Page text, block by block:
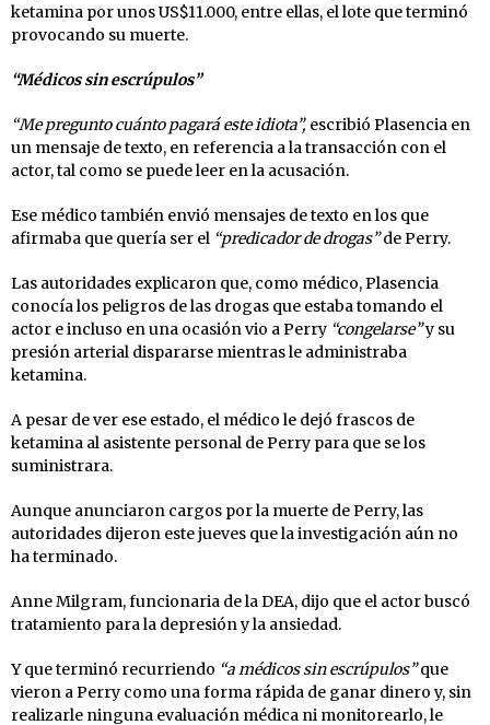
ketamina por unos US$11.000, entre ellas, el lote que terminó
provocando su muerte.
“Médicos sin escrúpulos”
“Me pregunto cuánto pagará este idiota”, escribió Plasencia en
un mensaje de texto, en referencia a la transacción con el
actor, tal como se puede leer en la acusación.
Ese médico también envió mensajes de texto en los que
afirmaba que quería ser el “predicador de drogas”de Perry.
Las autoridades explicaron que, como médico, Plasencia
conocía los peligros de las drogas que estaba tomando el
actor e incluso en una ocasión vio a Perry “congelarse”y su
presión arterial dispararse mientras le administraba
ketamina.
A pesar de ver ese estado, el médico le dejó frascos de
ketamina al asistente personal de Perry para que se los
suministrara.
Aunque anunciaron cargos por la muerte de Perry, las
autoridades dijeron este jueves que la investigación aún no
ha terminado.
Anne Milgram, funcionaria de la DEA, dijo que el actor buscó
tratamiento para la depresión y la ansiedad.
Y que terminó recurriendo “a médicos sin escrúpulos”que
vieron a Perry como una forma rápida de ganar dinero y, sin
realizarle ninguna evaluación médica ni monitorearlo, le